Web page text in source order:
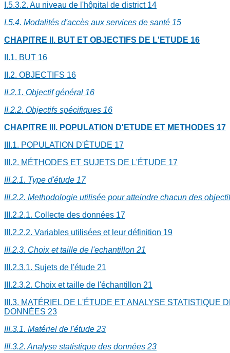
I.5.3.2. Au niveau de l'hôpital de district14
I.5.4. Modalités d'accès aux services de santé 15
CHAPITRE II. BUT ET OBJECTIFS DE L'ETUDE 16
II.1. BUT 16
II.2. OBJECTIFS 16
II.2.1. Objectif général 16
II.2.2. Objectifs spécifiques 16
CHAPITRE III. POPULATION D'ETUDE ET METHODES 17
III.1. POPULATION D'ÉTUDE 17
III.2. MÉTHODES ET SUJETS DE L'ÉTUDE 17
III.2.1. Type d'étude 17
III.2.2. Methodologie utilisée pour atteindre chacun des
III.2.2.1. Collecte des données 17
III.2.2.2. Variables utilisées et leur définition 19
III.2.3. Choix et taille de l'echantillon 21
III.2.3.1. Sujets de l'étude 21
III.2.3.2. Choix et taille de l'échantillon 21
III.3. MATÉRIEL DE L'ÉTUDE ET ANALYSE STATISTIQUE
DONNÉES 23
III.3.1. Matériel de l'étude 23
III.3.2. Analyse statistique des données 23